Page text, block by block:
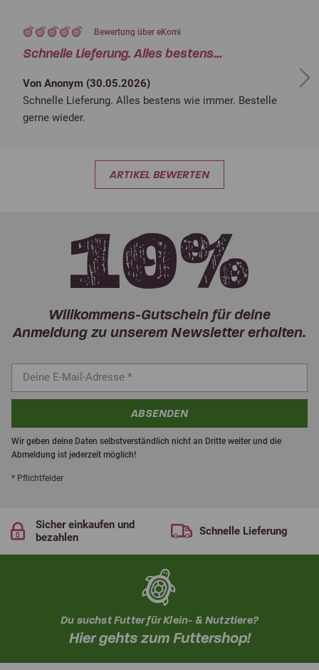
Bewertung über eKomi
Schnelle Lieferung. Alles bestens...
Von Anonym (30.05.2026)
Schnelle Lieferung. Alles bestens wie immer. Bestelle
gerne wieder.
Next
ARTIKEL BEWERTEN
Willkommens-Gutschein für deine
Anmeldung zu unserem Newsletter erhalten.
ABSENDEN
Wir geben deine Daten selbstverständlich nicht an Dritte weiter und die
Abmeldung ist jederzeit möglich!
* Pflichtfelder
Sicher einkaufen und
bezahlen
Schnelle Lieferung
Du suchst Futter für Klein- & Nutztiere?
Hier gehts zum Futtershop!